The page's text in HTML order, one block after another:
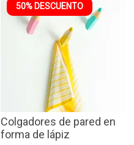
50% DESCUENTO
Colgadores de pared en
forma de lápiz